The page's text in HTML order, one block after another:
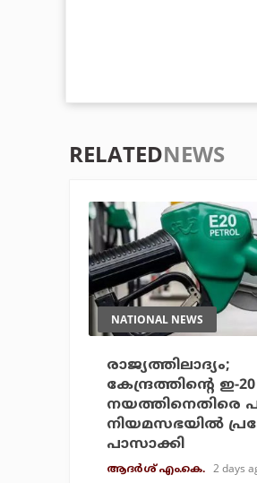
RELATEDNEWS
NATIONAL NEWS
രാജ്യത്തിലാദ്യം;
കേന്ദ്രത്തിന്റെ ഇ-
നയത്തിനെതിരെ
നിയമസഭയില്‍
പാസാക്കി
ആദർശ് എം.കെ. 2 days